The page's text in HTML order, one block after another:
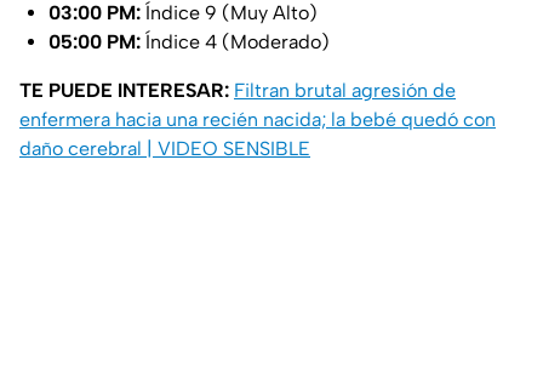
03:00 PM: Índice 9 (Muy Alto)
05:00 PM: Índice 4 (Moderado)
TE PUEDE INTERESAR: Filtran brutal agresión de
enfermera hacia una recién nacida; la bebé quedó con
daño cerebral | VIDEO SENSIBLE